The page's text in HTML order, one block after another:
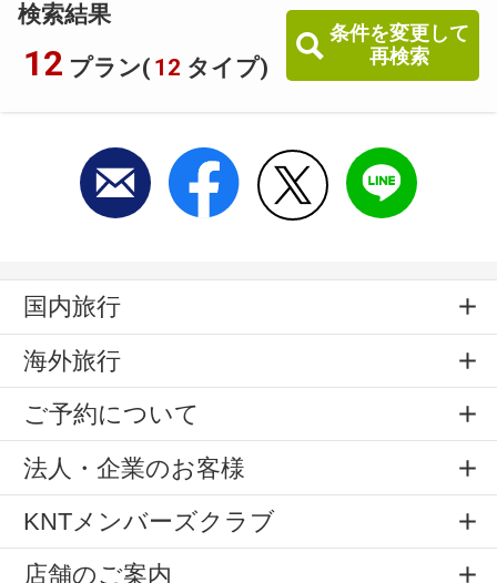
検索結果
12 プラン( 12 タイプ)
条件を変更して
再検索
国内旅行
海外旅行
ご予約について
法人・企業のお客様
KNTメンバーズクラブ
店舗のご案内